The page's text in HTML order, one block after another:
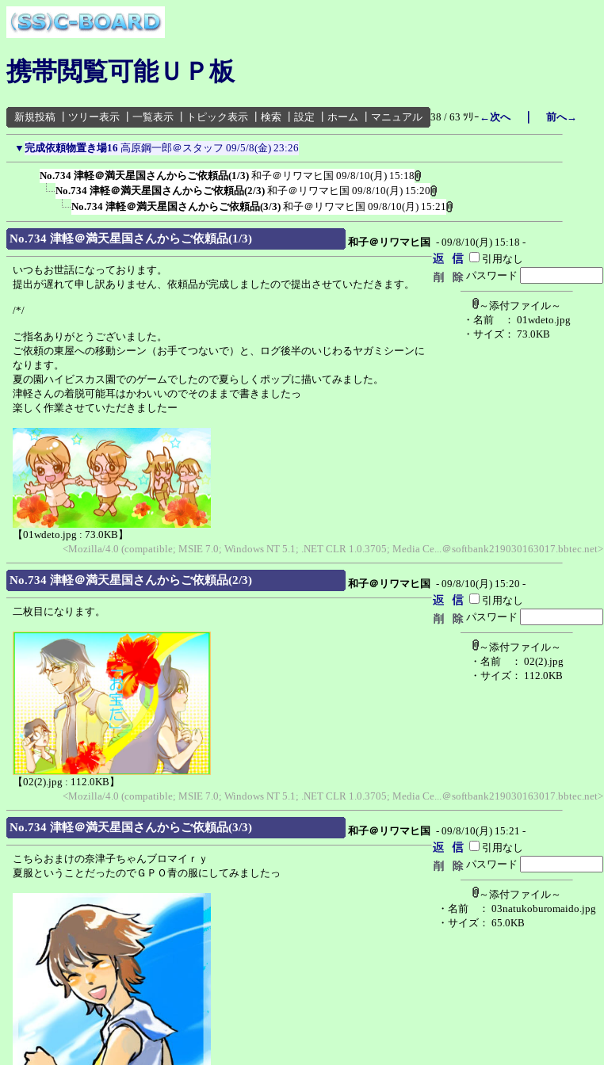
携帯閲覧可能ＵＰ板
新規投稿 ツリー表示 一覧表示 トピック表示 検索 設定 ホーム マニュアル 38 / 63 ﾂﾘｰ ←次へ｜ 前へ→
▼ 完成依頼物置き場16 高原鋼一郎＠スタッフ 09/5/8(金) 23:26
No.734 津軽＠満天星国さんからご依頼品(1/3) 和子＠リワマヒ国 09/8/10(月) 15:18
No.734 津軽＠満天星国さんからご依頼品(2/3) 和子＠リワマヒ国 09/8/10(月) 15:20
No.734 津軽＠満天星国さんからご依頼品(3/3) 和子＠リワマヒ国 09/8/10(月) 15:21
No.734 津軽＠満天星国さんからご依頼品(1/3) 和子＠リワマヒ国 - 09/8/10(月) 15:18 -
引用なし
パスワード
～添付ファイル～
・名前
： 01wdeto.jpg
・サイズ ： 73.0KB
いつもお世話になっております。
提出が遅れて申し訳ありません、依頼品が完成しましたので提出させていただきます。
/*/
ご指名ありがとうございました。
ご依頼の東屋への移動シーン（お手てつないで）と、ログ後半のいじわるヤガミシーンに
なります。
夏の園ハイビスカス園でのゲームでしたので夏らしくポップに描いてみました。
津軽さんの着脱可能耳はかわいいのでそのままで書きましたっ
楽しく作業させていただきましたー
【01wdeto.jpg : 73.0KB】
<Mozilla/4.0 (compatible; MSIE 7.0; Windows NT 5.1; .NET CLR 1.0.3705; Media Ce...＠softbank219030163017.bbtec.net>
No.734 津軽＠満天星国さんからご依頼品(2/3) 和子＠リワマヒ国 - 09/8/10(月) 15:20 -
引用なし
パスワード
～添付ファイル～
・名前
： 02(2).jpg
・サイズ ： 112.0KB
二枚目になります。
【02(2).jpg : 112.0KB】
<Mozilla/4.0 (compatible; MSIE 7.0; Windows NT 5.1; .NET CLR 1.0.3705; Media Ce...＠softbank219030163017.bbtec.net>
No.734 津軽＠満天星国さんからご依頼品(3/3) 和子＠リワマヒ国 - 09/8/10(月) 15:21 -
引用なし
パスワード
～添付ファイル～
・名前
： 03natukoburomaido.jpg
・サイズ ： 65.0KB
こちらおまけの奈津子ちゃんブロマイｒｙ
夏服ということだったのでＧＰＯ青の服にしてみましたっ